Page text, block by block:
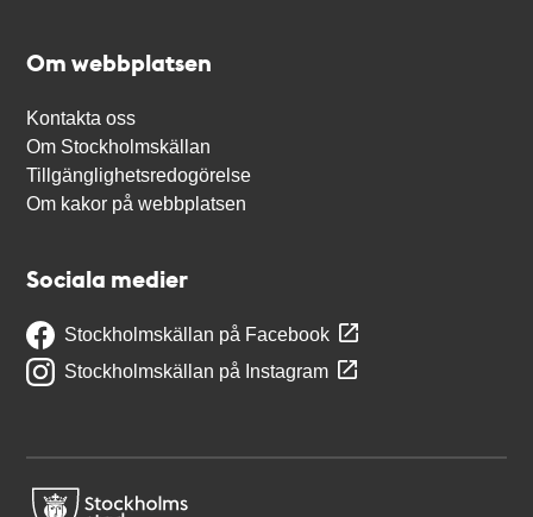
Om webbplatsen
Kontakta oss
Om Stockholmskällan
Tillgänglighetsredogörelse
Om kakor på webbplatsen
Sociala medier
Stockholmskällan på Facebook
Stockholmskällan på Instagram